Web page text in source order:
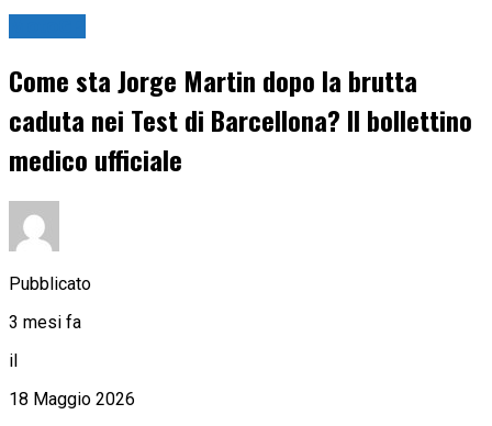
Come sta Jorge Martin dopo la brutta
caduta nei Test di Barcellona? Il bollettino
medico ufficiale
Pubblicato
3 mesi fa
il
18 Maggio 2026